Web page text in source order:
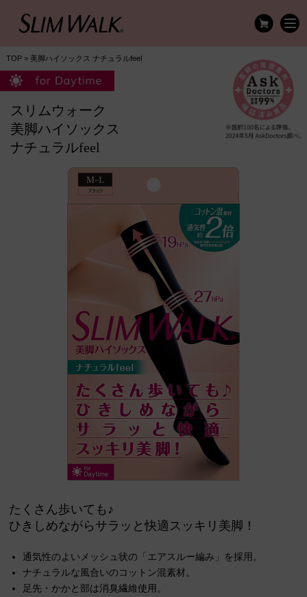
TOP> 美脚ハイソックス ナチュラルfeel
スリムウォーク
美脚ハイソックス
ナチュラルfeel
たくさん歩いても♪
ひきしめながらサラッと快適スッキリ美脚！
通気性のよいメッシュ状の「エアスルー編み」を採用。
ナチュラルな風合いのコットン混素材。
足先・かかと部は消臭繊維使用。